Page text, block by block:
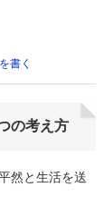
書く
の考え方
然と生活を送